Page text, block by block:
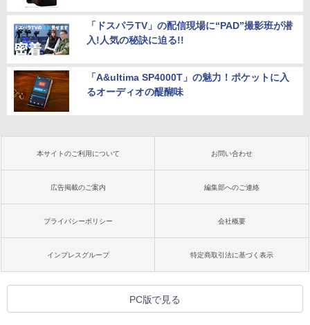
「ドスパラTV」の配信現場に“PAD”撮影班が潜
入!人気の秘訣に迫る!!
「A&ultima SP4000T」の魅力！ポケットに入
るオーディオの醍醐味
本サイトのご利用について お問い合わせ
広告掲載のご案内 編集部へのご連絡
プライバシーポリシー 会社概要
インプレスグループ 特定商取引法に基づく表示
PC版で見る